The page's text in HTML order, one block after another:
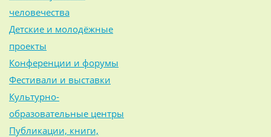
человечества
Детские и молодёжные
проекты
Конференции и форумы
Фестивали и выставки
Культурно-
образовательные центры
Публикации, книги,